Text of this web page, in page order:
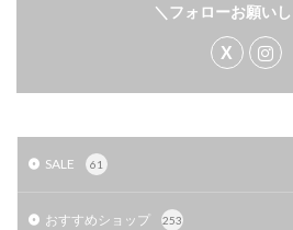
＼フォローお願い
SALE 61
おすすめショップ 253